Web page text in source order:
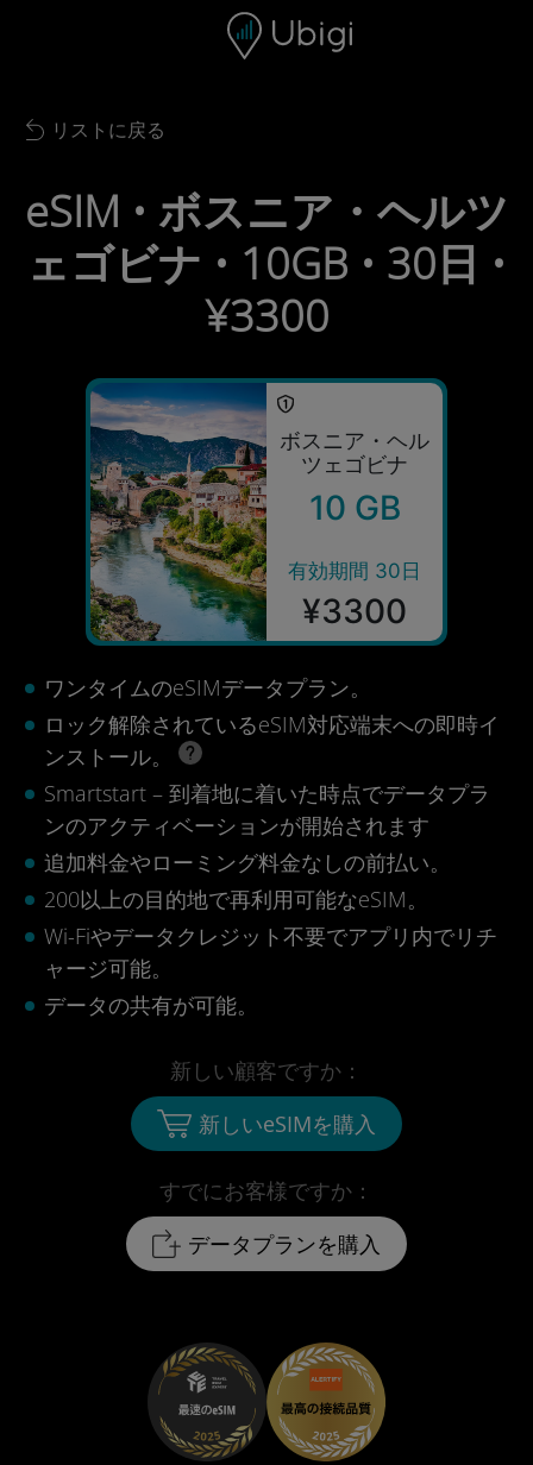
ナビゲーションバー フッター
Back to list
リストに戻る
eSIM • ボスニア・ヘルツ
ェゴビナ • 10GB • 30日 •
¥3300
ボスニア・ヘル
ツェゴビナ
10 GB
有効期間 30日
¥3300
ワンタイムのeSIMデータプラン。
ロック解除されているeSIM対応端末への即時イ
ンストール。
Smartstart – 到着地に着いた時点でデータプラ
ンのアクティベーションが開始されます
追加料金やローミング料金なしの前払い。
200以上の目的地で再利用可能なeSIM。
Wi-Fiやデータクレジット不要でアプリ内でリチ
ャージ可能。
データの共有が可能。
すでにお客様ですか：
データプランを購入
新しい顧客ですか：
新しいeSIMを購入